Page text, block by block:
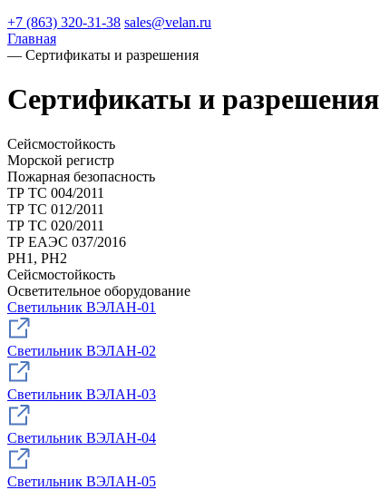
+7 (863) 320-31-38 sales@velan.ru
Главная
— Сертификаты и разрешения
Сертификаты и разрешения
Сейсмостойкость
Морской регистр
Пожарная безопасность
ТР ТС 004/2011
ТР ТС 012/2011
ТР ТС 020/2011
ТР ЕАЭС 037/2016
РН1, РН2
Сейсмостойкость
Осветительное оборудование
Светильник ВЭЛАН-01
Светильник ВЭЛАН-02
Светильник ВЭЛАН-03
Светильник ВЭЛАН-04
Светильник ВЭЛАН-05